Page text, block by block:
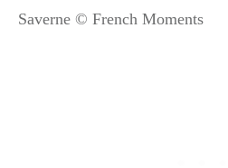
Saverne © French Moments